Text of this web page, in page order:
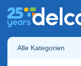
Alle Kategorien